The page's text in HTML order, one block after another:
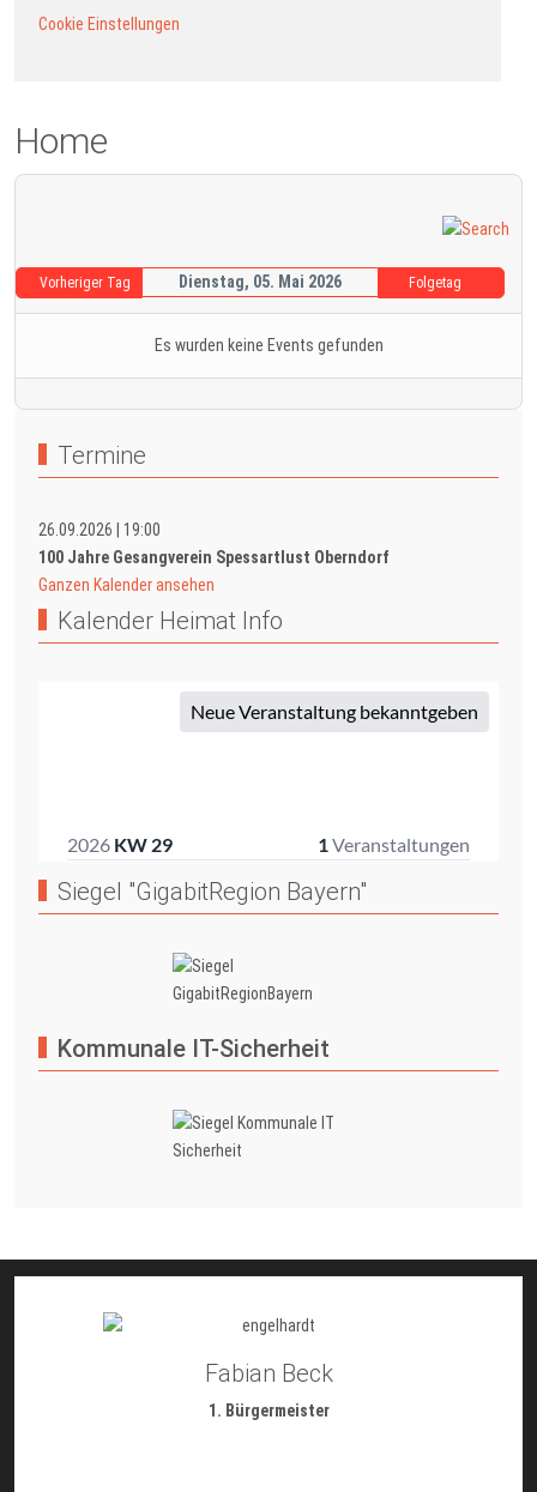
Cookie Einstellungen
Home
Vorheriger Tag Dienstag, 05. Mai 2026 Folgetag
Es wurden keine Events gefunden
Termine
26.09.2026
19:00
100 Jahre Gesangverein Spessartlust Oberndorf
Ganzen Kalender ansehen
Kalender Heimat Info
Siegel "GigabitRegion Bayern"
Kommunale IT-Sicherheit
Fabian Beck
1. Bürgermeister